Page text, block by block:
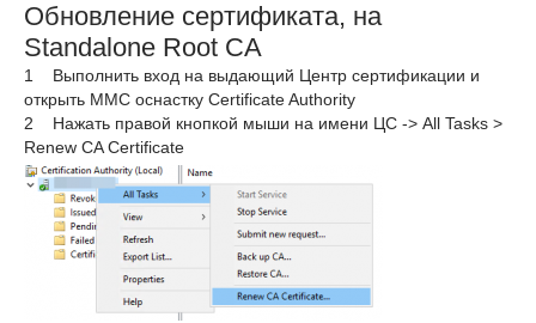
Обновление сертификата, на
Standalone Root CA
1 Выполнить вход на выдающий Центр сертификации и
открыть MMC оснастку Certificate Authority
2 Нажать правой кнопкой мыши на имени ЦС -> All Tasks >
Renew CA Certificate